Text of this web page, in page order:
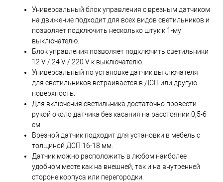
Универсальный блок управления с врезным датчиком
на движение подходит для всех видов светильников и
позволяет подключить несколько штук к 1-му
выключателю.
Блок управления позволяет подключить светильники
12 V / 24 V / 220 V к выключателю.
Универсальный по установке датчик выключателя
для светильников встраивается в ДСП или другую
поверхность.
Для включения светильника достаточно провести
рукой около датчика без касания на расстоянии 0,5-6
см.
Врезной датчик подходит для установки в мебель с
толщиной ДСП 16-18 мм.
Датчик можно расположить в любом наиболее
удобном месте как на внешней, так и на внутренней
стороне корпуса или перегородки.